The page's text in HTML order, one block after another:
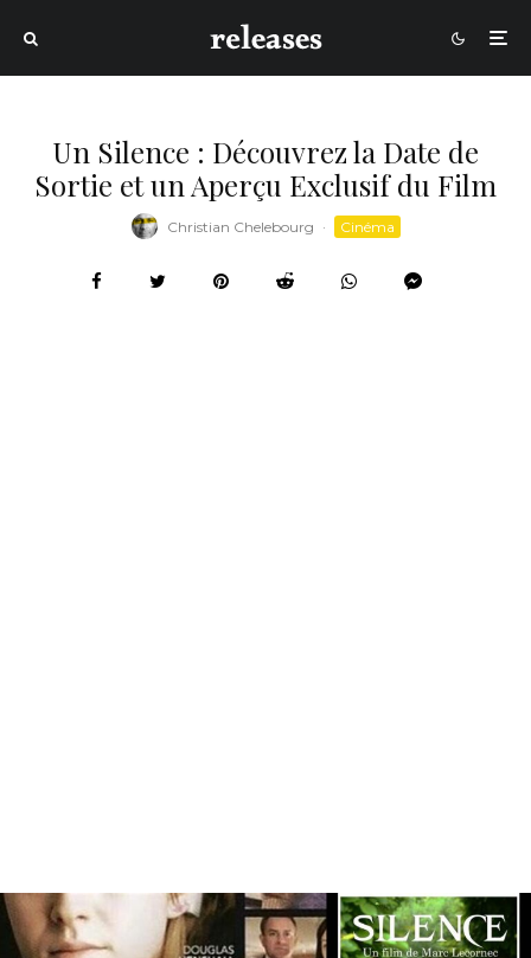
Un Silence : Découvrez la Date de
Sortie et un Aperçu Exclusif du Film
Christian Chelebourg · Cinéma